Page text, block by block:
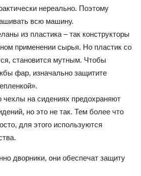
нереально. Поэтому
всю машину.
из пластика – так конструкторы
применении сырья. Но пластик со
становится мутным. Чтобы
фар, изначально защитите
чехлы на сидениях предохраняют
но это не так. Тем более что
для этого используются
дворники, они обеспечат защиту